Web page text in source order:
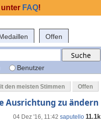
Offen
Benutzer
den meisten Stimmen Offen
Ausrichtung zu ändern
04 Dez '16, 11:42 saputello 11.1k
unter FAQ!